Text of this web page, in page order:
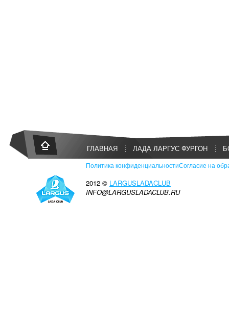
ГЛАВНАЯ ЛАДА ЛАРГУС ФУРГОН
Политика конфиденциальностиСогласие на
2012 © LARGUSLADACLUB
INFO@LARGUSLADACLUB.RU